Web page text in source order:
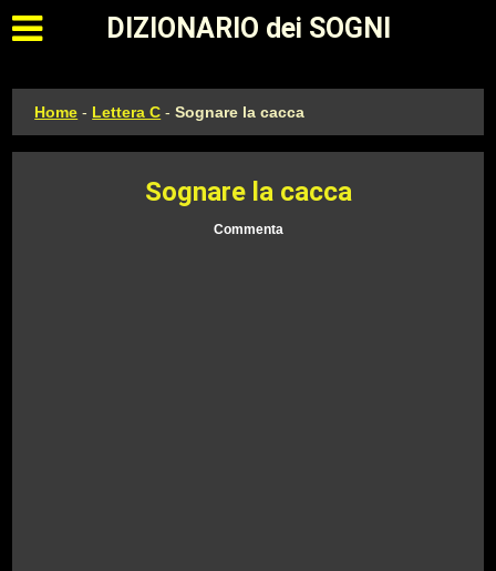
Apri il menu principale
DIZIONARIO dei SOGNI
Home - Lettera C -Sognare la cacca
Sognare la cacca
Commenta